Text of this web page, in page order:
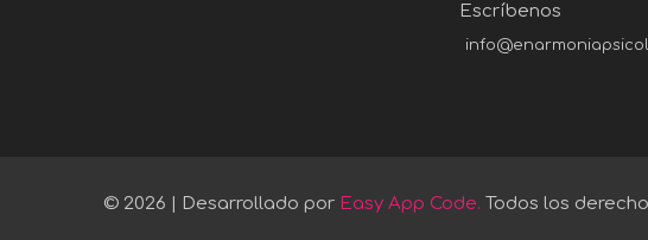
Escríbenos
© 2026 | Desarrollado por Easy App Code. Todos los